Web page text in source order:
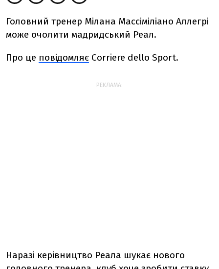
Головний тренер Мілана Массіміліано Аллегрі
може очолити мадридський Реал.
Про це повідомляє Corriere dello Sport.
РЕКЛАМА:
Наразі керівництво Реала шукає нового